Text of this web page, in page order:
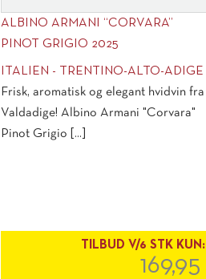
ALBINO ARMANI “CORVARA”
PINOT GRIGIO 2025
ITALIEN - TRENTINO-ALTO-ADIGE
Frisk, aromatisk og elegant hvidvin fra
Valdadige! Albino Armani "Corvara"
Pinot Grigio [...]
TILBUD V/6 STK KUN:
169,95